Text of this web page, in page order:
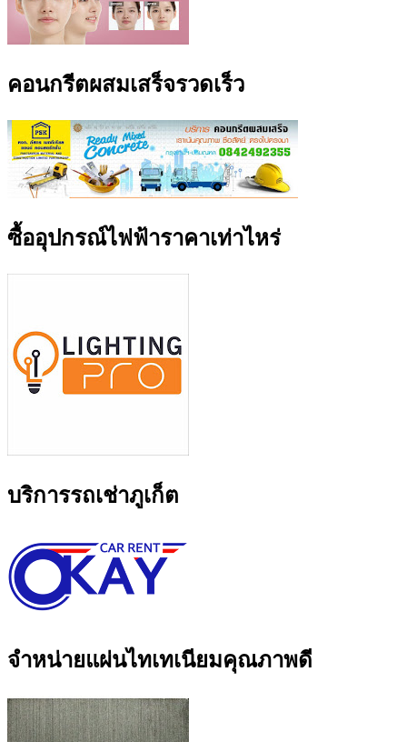
คอนกรีตผสมเสร็จรวดเร็ว
ซื้ออุปกรณ์ไฟฟ้าราคาเท่าไหร่
บริการรถเช่าภูเก็ต
จำหน่ายแผ่นไทเทเนียมคุณภาพดี